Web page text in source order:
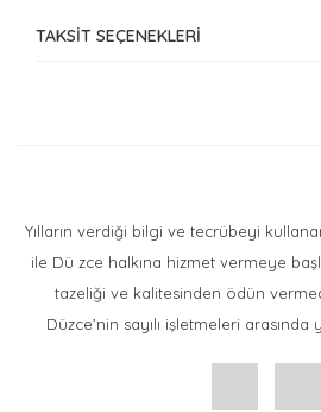
Bu ürüne ilk yorumu
TAKSİT SEÇENEKLERİ
Yılların verdiği bilgi ve tecrübeyi
ile Dü zce halkına hizmet vermeye
tazeliği ve kalitesinden ödün
Düzce’nin sayılı işletmeleri arasında